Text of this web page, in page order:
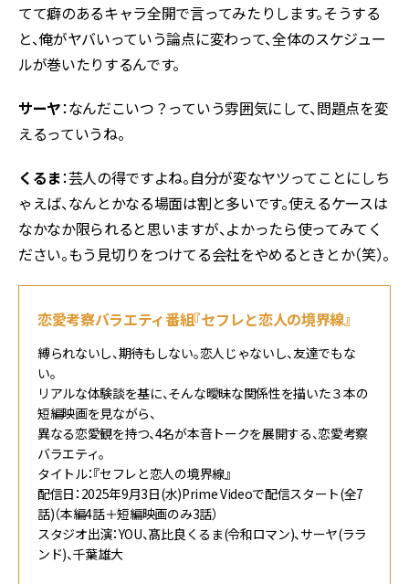
てて癖のあるキャラ全開で言ってみたりします。そうする
と、俺がヤバいっていう論点に変わって、全体のスケジュー
ルが巻いたりするんです。
サーヤ：なんだこいつ？っていう雰囲気にして、問題点を変
えるっていうね。
くるま：芸人の得ですよね。自分が変なヤツってことにしち
ゃえば、なんとかなる場面は割と多いです。使えるケースは
なかなか限られると思いますが、よかったら使ってみてく
ださい。もう見切りをつけてる会社をやめるときとか（笑）。
恋愛考察バラエティ番組『セフレと恋人の境界線』
縛られないし、期待もしない。恋人じゃないし、友達でもな
い。
リアルな体験談を基に、そんな曖昧な関係性を描いた３本の
短編映画を見ながら、
異なる恋愛観を持つ、4名が本音トークを展開する、恋愛考察
バラエティ。
タイトル：『セフレと恋人の境界線』
配信日：2025年9月3日(水)Prime Videoで配信スタート(全7
話)（本編4話＋短編映画のみ3話）
スタジオ出演：YOU、髙比良くるま(令和ロマン)、サーヤ(ララ
ンド)、千葉雄大